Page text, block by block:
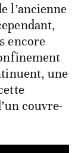
l’ancienne
encore
une
couvre-